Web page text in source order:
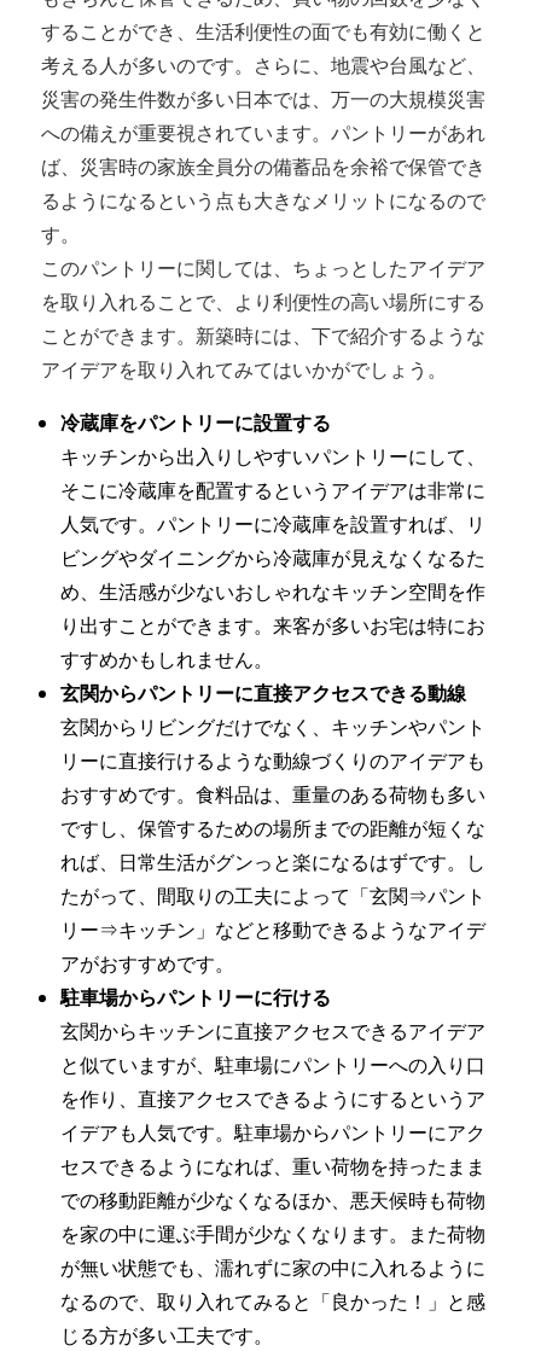
することができ、生活利便性の面でも有効に働くと
考える人が多いのです。さらに、地震や台風など、
災害の発生件数が多い日本では、万一の大規模災害
への備えが重要視されています。パントリーがあれ
ば、災害時の家族全員分の備蓄品を余裕で保管でき
るようになるという点も大きなメリットになるので
す。
このパントリーに関しては、ちょっとしたアイデア
を取り入れることで、より利便性の高い場所にする
ことができます。新築時には、下で紹介するような
アイデアを取り入れてみてはいかがでしょう。
冷蔵庫をパントリーに設置する
キッチンから出入りしやすいパントリーにして、
そこに冷蔵庫を配置するというアイデアは非常に
人気です。パントリーに冷蔵庫を設置すれば、リ
ビングやダイニングから冷蔵庫が見えなくなるた
め、生活感が少ないおしゃれなキッチン空間を作
り出すことができます。来客が多いお宅は特にお
すすめかもしれません。
玄関からパントリーに直接アクセスできる動線
玄関からリビングだけでなく、キッチンやパント
リーに直接行けるような動線づくりのアイデアも
おすすめです。食料品は、重量のある荷物も多い
ですし、保管するための場所までの距離が短くな
れば、日常生活がグンっと楽になるはずです。し
たがって、間取りの工夫によって「玄関⇒パント
リー⇒キッチン」などと移動できるようなアイデ
アがおすすめです。
駐車場からパントリーに行ける
玄関からキッチンに直接アクセスできるアイデア
と似ていますが、駐車場にパントリーへの入り口
を作り、直接アクセスできるようにするというア
イデアも人気です。駐車場からパントリーにアク
セスできるようになれば、重い荷物を持ったまま
での移動距離が少なくなるほか、悪天候時も荷物
を家の中に運ぶ手間が少なくなります。また荷物
が無い状態でも、濡れずに家の中に入れるように
なるので、取り入れてみると「良かった！」と感
じる方が多い工夫です。